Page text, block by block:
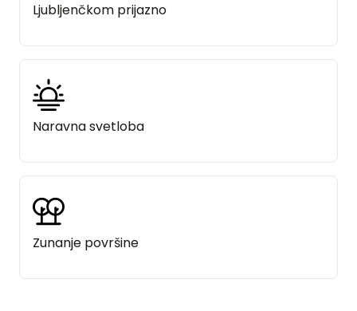
Ljubljenčkom prijazno
Naravna svetloba
Zunanje površine